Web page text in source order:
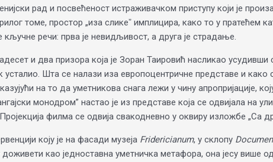
рад и посвећеност истраживачком приступу који је
томе, простор „иза сликеˮ имплицира, како то у пратећем
кључне речи: прва је невидљивост, а друга је страдање.
и два призора која је Зоран Таировић насликао усудивши
Шта се налази иза европоцентричне представе и како
на то да уметникова снага лежи у чину апропријације,
монодром” настао је из представе која се одвијала на
филма се одвија свакодневно у оквиру изложбе „Са
коју је на фасади музеја Fridericianum, у склопу
као једноставна уметничка метафора, она јесу више